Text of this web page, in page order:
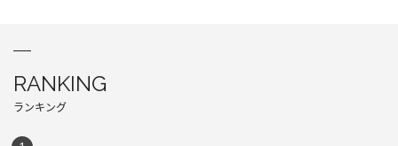
RANKING
ランキング